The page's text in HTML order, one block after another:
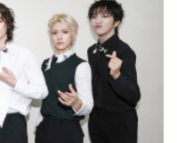
波動。房貸 2%、ETF
」這也是短影音最常引
，ETF長期平均報酬
資金投入ETF，每年理
示，從數學上看，這個
貸利率是確定成本，